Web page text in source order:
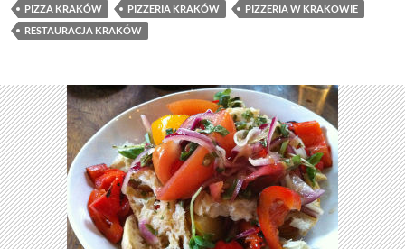
PIZZA KRAKÓW
PIZZERIA KRAKÓW
PIZZERIA W KRAKOWIE
RESTAURACJA KRAKÓW